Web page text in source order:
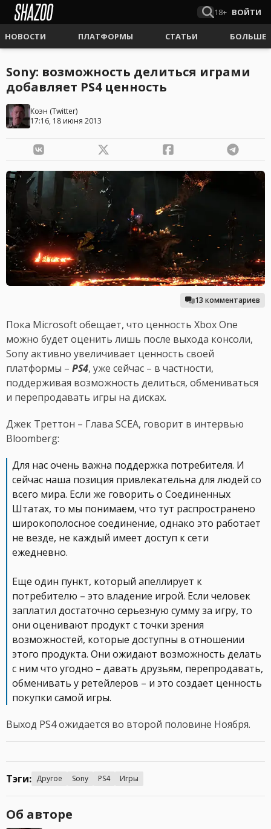
18+ ВОЙТИ
НОВОСТИ ПЛАТФОРМЫ СТАТЬИ БОЛЬШЕ
Sony: возможность делиться играми
добавляет PS4 ценность
Коэн (Twitter)
17:16, 18 июня 2013
13 комментариев
Пока Microsoft обещает, что ценность Xbox One
можно будет оценить лишь после выхода консоли,
Sony активно увеличивает ценность своей
платформы – PS4, уже сейчас – в частности,
поддерживая возможность делиться, обмениваться
и перепродавать игры на дисках.
Джек Треттон – Глава SCEA, говорит в интервью
Bloomberg:
Для нас очень важна поддержка потребителя. И
сейчас наша позиция привлекательна для людей со
всего мира. Если же говорить о Соединенных
Штатах, то мы понимаем, что тут распространено
широкополосное соединение, однако это работает
не везде, не каждый имеет доступ к сети
ежедневно.
Еще один пункт, который апеллирует к
потребителю – это владение игрой. Если человек
заплатил достаточно серьезную сумму за игру, то
они оценивают продукт с точки зрения
возможностей, которые доступны в отношении
этого продукта. Они ожидают возможность делать
с ним что угодно – давать друзьям, перепродавать,
обменивать у ретейлеров – и это создает ценность
покупки самой игры.
Выход PS4 ожидается во второй половине Ноября.
Тэги: Другое Sony PS4 Игры
Об авторе